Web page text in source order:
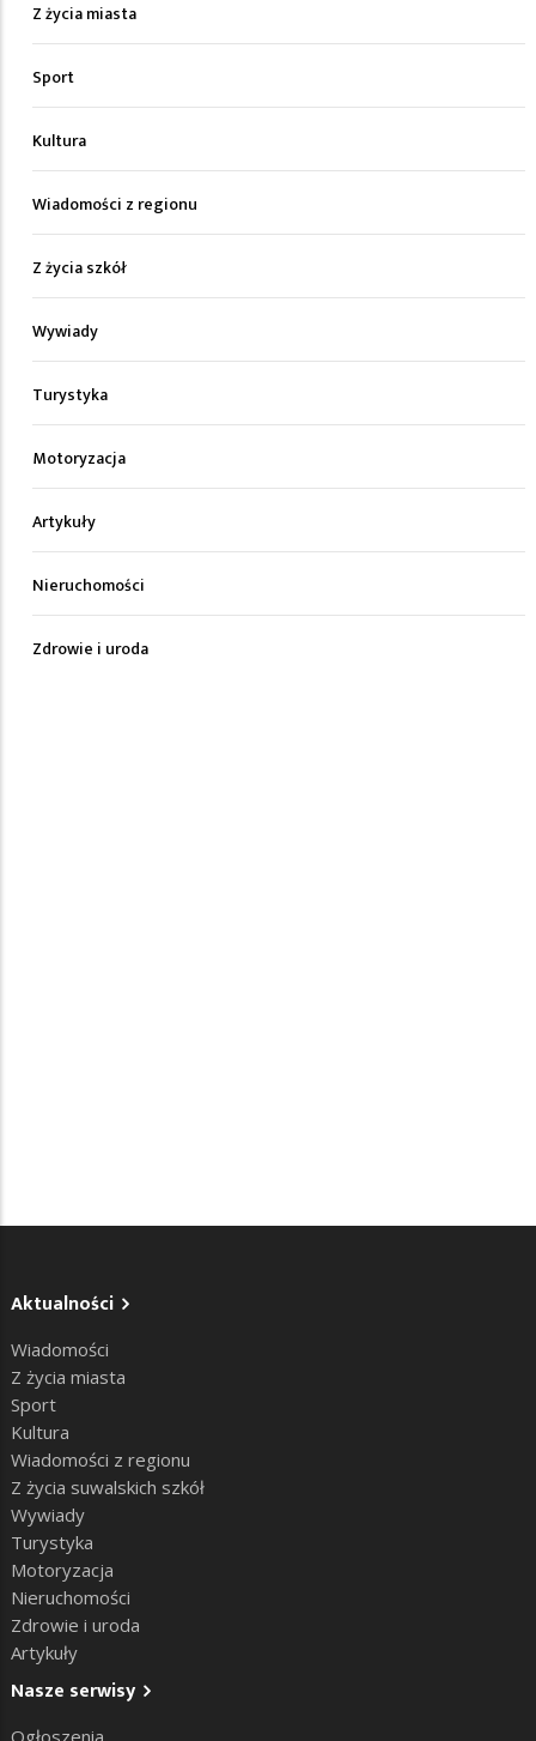
Z życia miasta
Sport
Kultura
Wiadomości z regionu
Z życia szkół
Wywiady
Turystyka
Motoryzacja
Artykuły
Nieruchomości
Zdrowie i uroda
Aktualności
Wiadomości
Z życia miasta
Sport
Kultura
Wiadomości z regionu
Z życia suwalskich szkół
Wywiady
Turystyka
Motoryzacja
Nieruchomości
Zdrowie i uroda
Artykuły
Nasze serwisy